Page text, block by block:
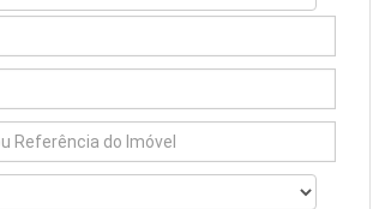
Simuladores